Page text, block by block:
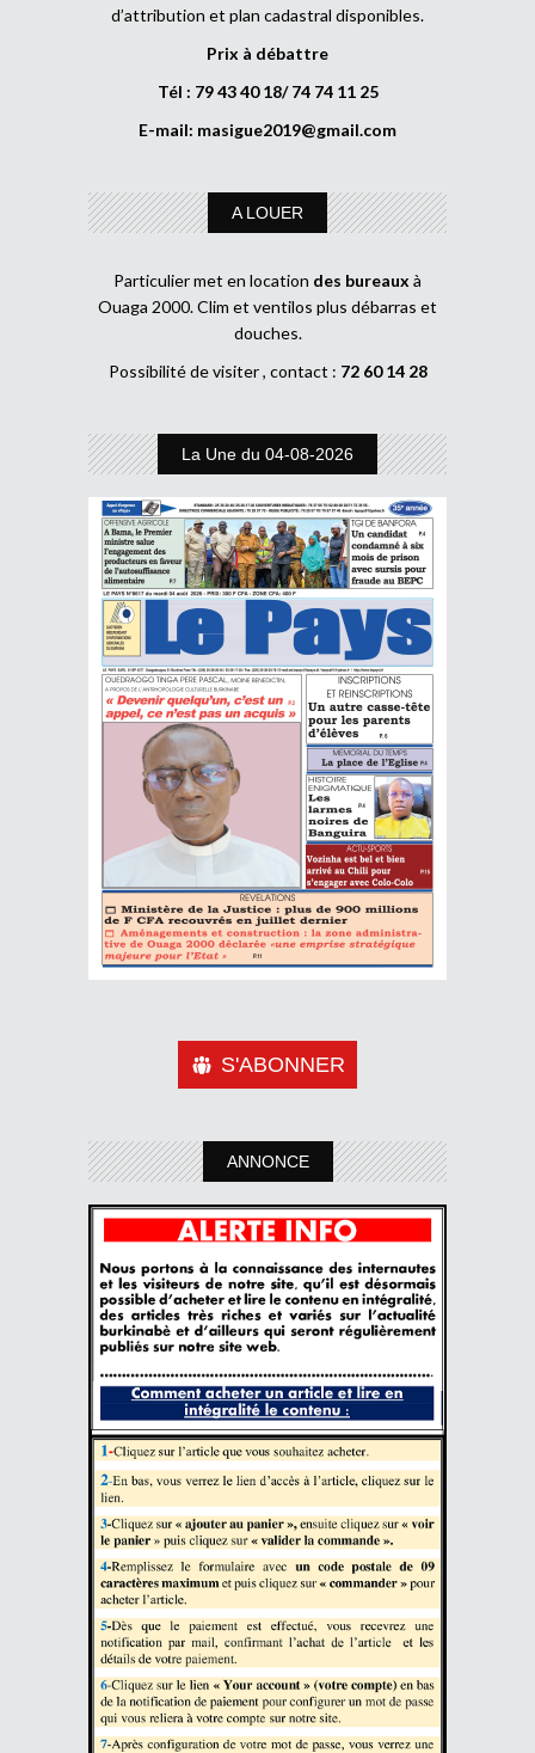
d’attribution et plan cadastral disponibles.
Prix à débattre
Tél : 79 43 40 18/ 74 74 11 25
E-mail: masigue2019@gmail.com
A LOUER
Particulier met en location des bureaux à
Ouaga 2000. Clim et ventilos plus débarras et
douches.
Possibilité de visiter , contact : 72 60 14 28
La Une du 04-08-2026
S'ABONNER
ANNONCE